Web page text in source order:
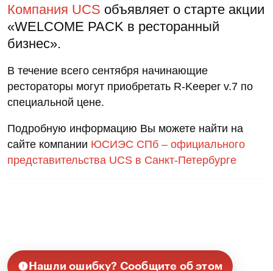
Компания UCS объявляет о старте акции
«WELCOME PACK в ресторанный
бизнес».
В течение всего сентября начинающие
рестораторы могут приобретать R-Keeper v.7 по
специальной цене.
Подробную информацию Вы можете найти на
сайте компании ЮСИЭС СПб – официального
представительства UCS в Санкт-Петербурге
Нашли ошибку? Сообщите об этом